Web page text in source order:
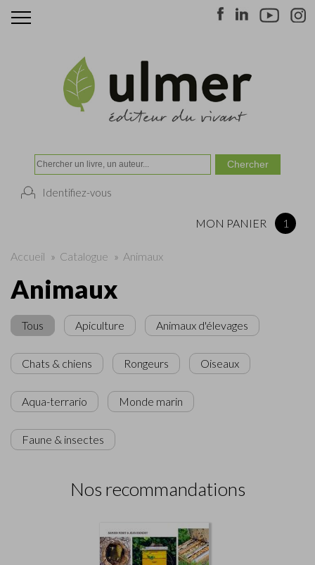
Identifiez-vous
MON PANIER 1
Accueil » Catalogue » Animaux
Animaux
Tous Apiculture Animaux d'élevages
Chats & chiens Rongeurs Oiseaux
Aqua-terrario Monde marin
Faune & insectes
Nos recommandations